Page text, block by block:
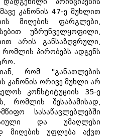
პრინციპების
კანონის 47-ე მუხლით
მიღების ფარგლები,
უზრუნველყოფილი,
არის განსაზღვრული,
რომლის პირობებს ადგენს
რომ "განათლების
კანონის ორივე მუხლი არ
კონსტიტუციის 35-ე
რომლის შესაბამისად,
სასაწავლებლებში
და უმაღლესი
მიღების უფლება აქვთ